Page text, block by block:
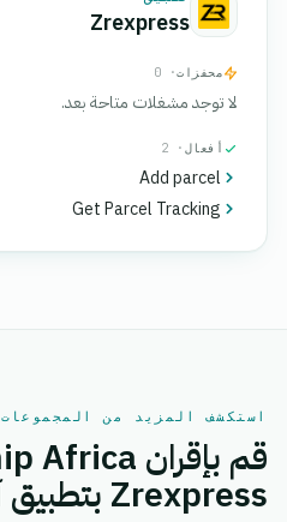
Zrexpress
محفزات· 0
لا توجد مشغلات متاحة بعد.
أفعال · 2
Add parcel
Get Parcel Tracking
استكشف المزيد من المجموعات
Zrexpress بتطبيق آخر.